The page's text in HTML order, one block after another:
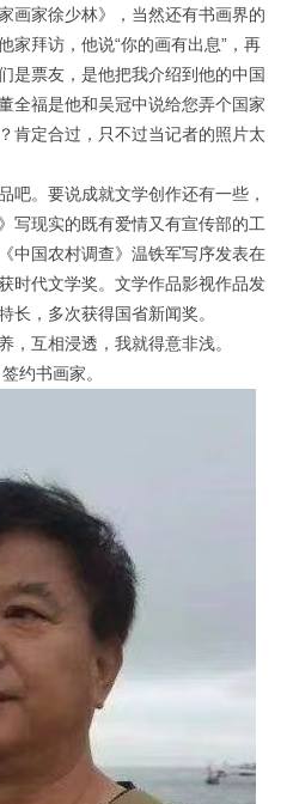
画家徐少林》，当然还有书画界的
家拜访，他说“你的画有出息”，再
是票友，是他把我介绍到他的中国
全福是他和吴冠中说给您弄个国家
肯定合过，只不过当记者的照片太
吧。要说成就文学创作还有一些，
写现实的既有爱情又有宣传部的工
中国农村调查》温铁军写序发表在
时代文学奖。文学作品影视作品发
长，多次获得国省新闻奖。
，互相浸透，我就得意非浅。
约书画家。